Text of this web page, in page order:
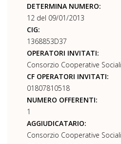
DETERMINA NUMERO:
12 del 09/01/2013
CIG:
1368853D37
OPERATORI INVITATI:
Consorzio Cooperative
CF OPERATORI INVITATI:
01807810518
NUMERO OFFERENTI:
1
AGGIUDICATARIO:
Consorzio Cooperative